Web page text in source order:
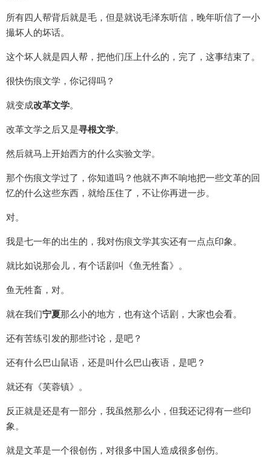
所有四人帮背后就是毛，但是就说毛泽东听信，晚年听信了一小
撮坏人的坏话。
这个坏人就是四人帮，把他们压上什么的，完了，这事结束了。
很快伤痕文学，你记得吗？
就变成改革文学。
改革文学之后又是寻根文学。
然后就马上开始西方的什么实验文学。
那个伤痕文学过了，你知道吗？他就不声不响地把一些文革的回
忆的什么这些东西，就给压住了，不让你再进一步。
对。
我是七一年的出生的，我对伤痕文学其实还有一点点印象。
就比如说那会儿，有个话剧叫《鱼无牲畜》。
鱼无牲畜，对。
就在我们宁夏那么小的地方，也有这个话剧，大家也会看。
还有苦练引发的那些讨论，是吧？
还有什么巴山鼠语，还是叫什么巴山夜语，是吧？
就还有《芙蓉镇》。
反正就是还是有一部分，我虽然那么小，但我还记得有一些印
象。
就是文革是一个很创伤，对很多中国人造成很多创伤。